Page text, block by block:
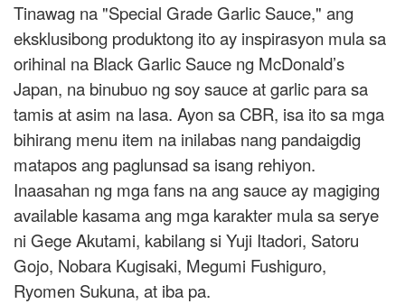
Tinawag na "Special Grade Garlic Sauce," ang
eksklusibong produktong ito ay inspirasyon mula sa
orihinal na Black Garlic Sauce ng McDonald’s
Japan, na binubuo ng soy sauce at garlic para sa
tamis at asim na lasa. Ayon sa CBR, isa ito sa mga
bihirang menu item na inilabas nang pandaigdig
matapos ang paglunsad sa isang rehiyon.
Inaasahan ng mga fans na ang sauce ay magiging
available kasama ang mga karakter mula sa serye
ni Gege Akutami, kabilang si Yuji Itadori, Satoru
Gojo, Nobara Kugisaki, Megumi Fushiguro,
Ryomen Sukuna, at iba pa.